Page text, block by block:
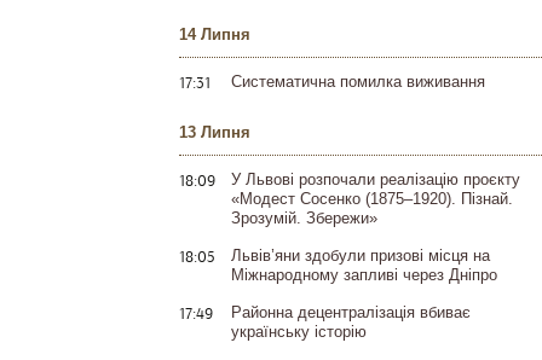
14 Липня
17:31 Систематична помилка виживання
13 Липня
18:09
У Львові розпочали реалізацію проєкту
«Модест Сосенко (1875–1920). Пізнай.
Зрозумій. Збережи»
18:05
Львів’яни здобули призові місця на
Міжнародному запливі через Дніпро
17:49
Районна децентралізація вбиває
українську історію